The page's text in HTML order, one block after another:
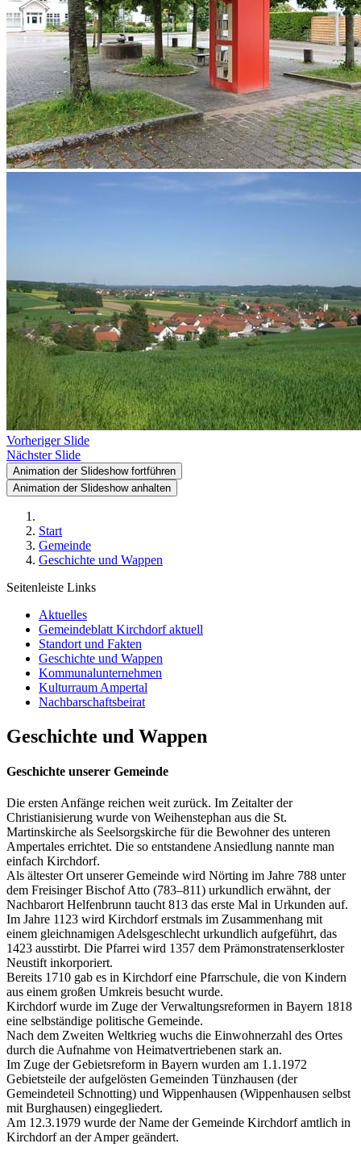
Vorheriger Slide
Nächster Slide
Animation der Slideshow fortführen
Animation der Slideshow anhalten
Start
Gemeinde
Geschichte und Wappen
Seitenleiste Links
Aktuelles
Gemeindeblatt Kirchdorf aktuell
Standort und Fakten
Geschichte und Wappen
Kommunalunternehmen
Kulturraum Ampertal
Nachbarschaftsbeirat
Geschichte und Wappen
Geschichte unserer Gemeinde
Die ersten Anfänge reichen weit zurück. Im Zeitalter der
Christianisierung wurde von Weihenstephan aus die St.
Martinskirche als Seelsorgskirche für die Bewohner des unteren
Ampertales errichtet. Die so entstandene Ansiedlung nannte man
einfach Kirchdorf.
Als ältester Ort unserer Gemeinde wird Nörting im Jahre 788 unter
dem Freisinger Bischof Atto (783–811) urkundlich erwähnt, der
Nachbarort Helfenbrunn taucht 813 das erste Mal in Urkunden auf.
Im Jahre 1123 wird Kirchdorf erstmals im Zusammenhang mit
einem gleichnamigen Adelsgeschlecht urkundlich aufgeführt, das
1423 ausstirbt. Die Pfarrei wird 1357 dem Prämonstratenserkloster
Neustift inkorporiert.
Bereits 1710 gab es in Kirchdorf eine Pfarrschule, die von Kindern
aus einem großen Umkreis besucht wurde.
Kirchdorf wurde im Zuge der Verwaltungsreformen in Bayern 1818
eine selbständige politische Gemeinde.
Nach dem Zweiten Weltkrieg wuchs die Einwohnerzahl des Ortes
durch die Aufnahme von Heimatvertriebenen stark an.
Im Zuge der Gebietsreform in Bayern wurden am 1.1.1972
Gebietsteile der aufgelösten Gemeinden Tünzhausen (der
Gemeindeteil Schnotting) und Wippenhausen (Wippenhausen selbst
mit Burghausen) eingegliedert.
Am 12.3.1979 wurde der Name der Gemeinde Kirchdorf amtlich in
Kirchdorf an der Amper geändert.